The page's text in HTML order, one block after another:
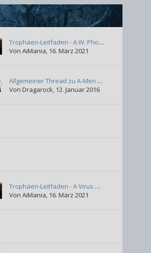
Trophäen-Leitfaden - A.W. Phoenix Festa
Von AiMania 16. März 2021
Allgemeiner Thread zu A-Men (Vita)
Von Dragarock 12. Januar 2016
Trophäen-Leitfaden - A Virus Named TOM
Von AiMania 16. März 2021